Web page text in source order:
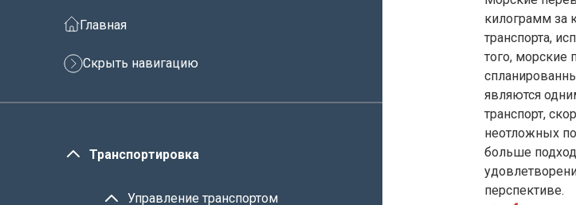
Главная
Скрыть навигацию
Транспортировка
Управление транспортом
килограмм за
транспорта,
того, морские
являются
транспорт,
неотложных
больше
перспективе.